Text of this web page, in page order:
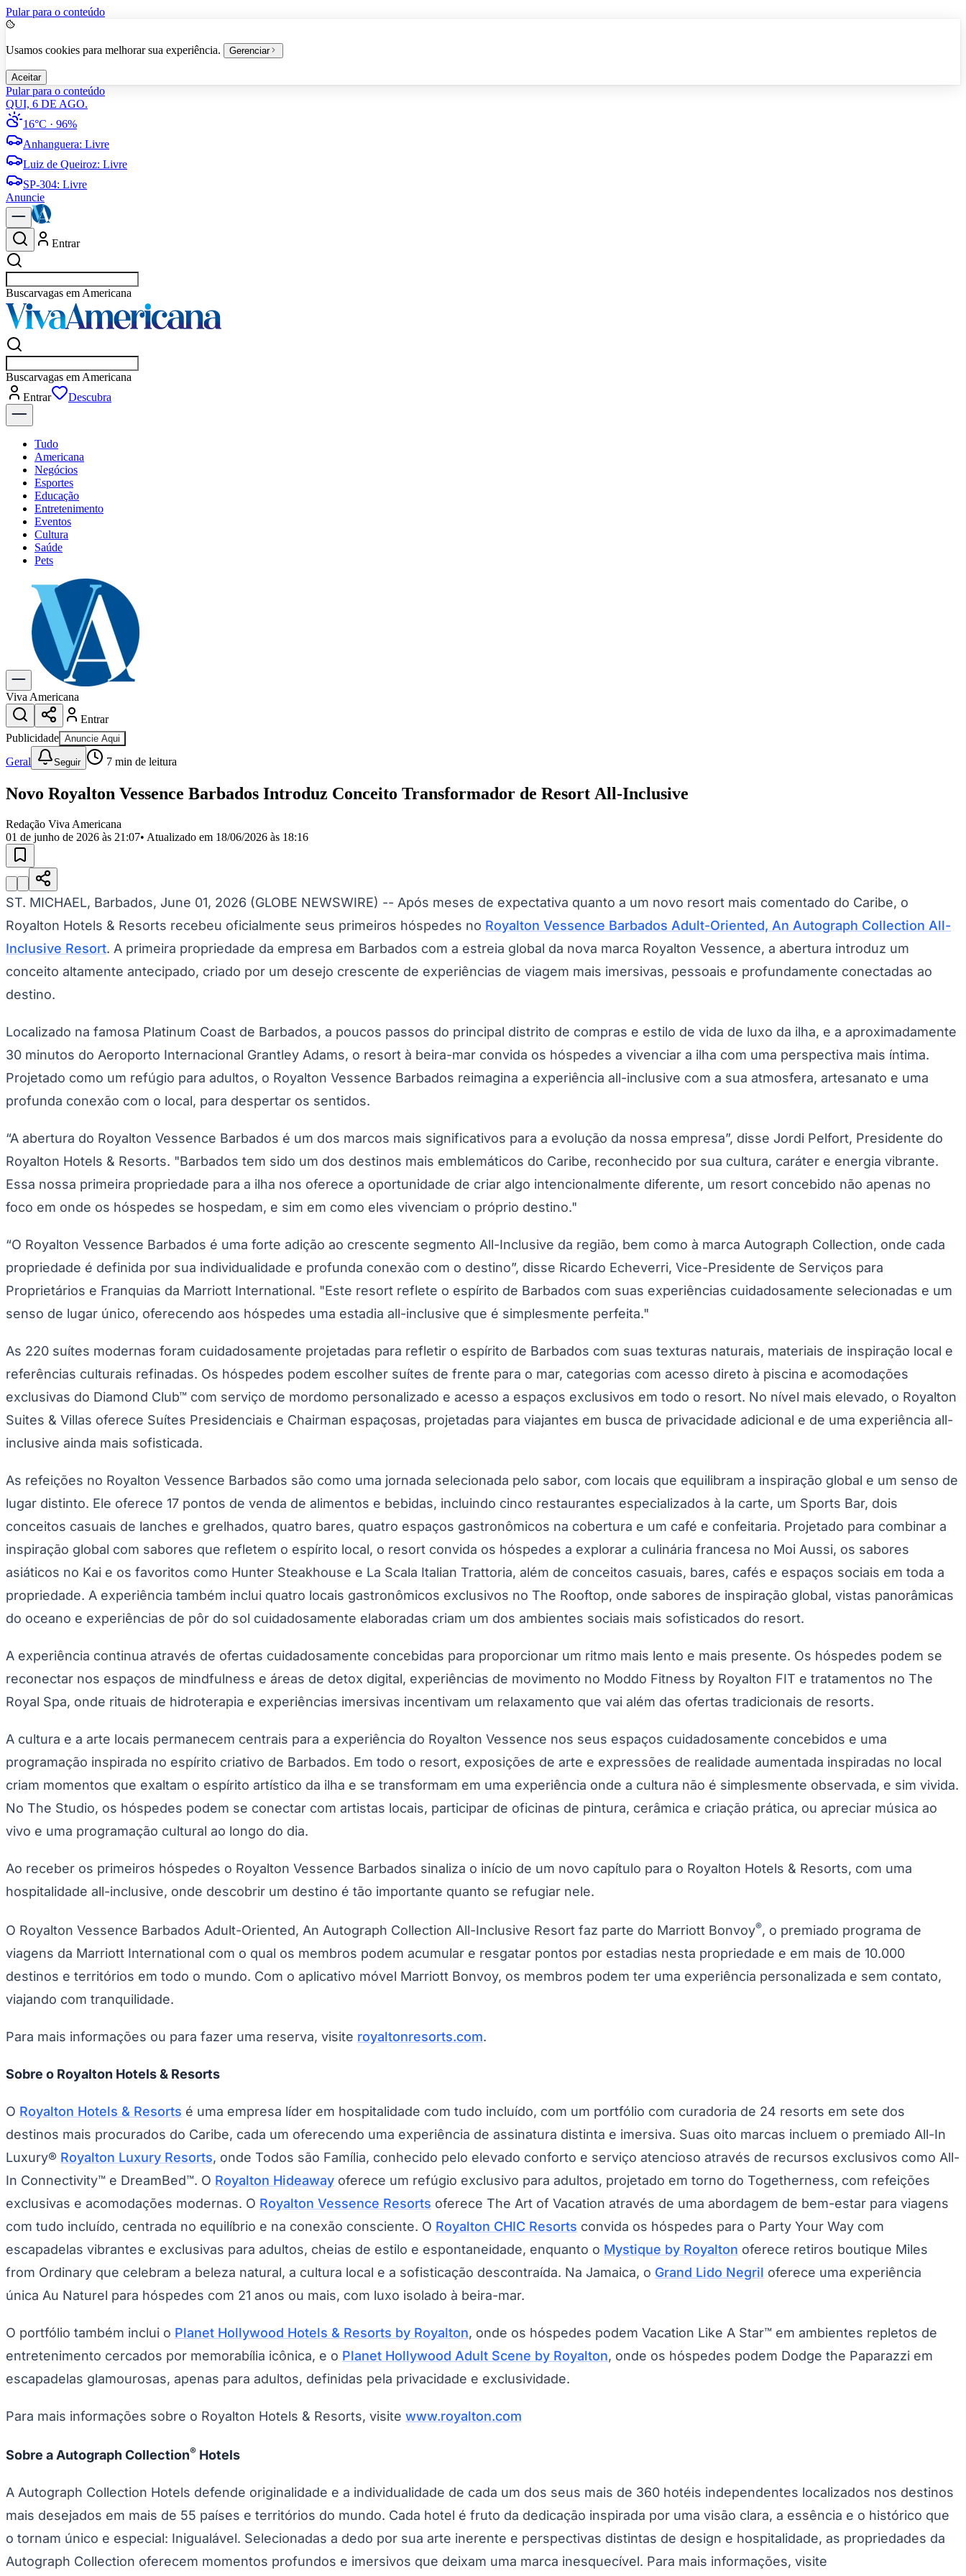
Pular para o conteúdo
Usamos cookies para melhorar sua experiência. Gerenciar
Aceitar
Pular para o conteúdo
QUI, 6 DE AGO.
16°C · 96%
Anhanguera: Livre
Luiz de Queiroz: Livre
SP-304: Livre
Anuncie
Entrar
Buscarvagas em Ame
Buscarvagas em Ame
Entrar
Descubra
Tudo
Americana
Negócios
Esportes
Educação
Entretenimento
Eventos
Cultura
Saúde
Pets
Explore Tudo
Últimas Notícias
Previsão do Tempo
Dia a Dia & Lazer
Gastronomia
Cinema & Shows
Para Sua Empresa
Anuncie no Portal
Cadastrar Empresa
Divulgar VagasNovo
Publicidade Legal
Política
Eleições
Saúde
Cultura
Educação
Bairros de Americana
Jardim Girassol Jardim Brasil Nova Americana Praia dos Namorados Jardim São Paulo Antônio Zanaga
Para Sua Empresa
Anuncie no Portal
Guia de Empresas
Divulgar VagasNovo
Publicidade Legal
Guia Comercial
Selo Verificado
Portal Educacional
Agenda de Vestibulares
Vagas de Emprego
Panorama Econômico
Para Sua Empresa
Anuncie no Portal
Verificar EmpresaNovo
Anunciar VagasNovo
NBA
NFL
UFC
MLB
Atletismo
Vôlei
NBB
Competições de Futebol
Brasileirão Série A
Paulistão
Sul-Americana
Copa América
Champions League
Premier League
La Liga
Bundesliga
Mundial 2026
Corinthians
Viva Americana
Entrar
Publicidade Anuncie Aqui
Geral Seguir 7 min de leitura
Novo Royalton Vessence Barbados Introduz Conceito Transformador de Resort All-Inclusive
Redação Viva Americana
01 de junho de 2026 às 21:07• Atualizado em 18/06/2026 às 18:16
ST. MICHAEL, Barbados, June 01, 2026 (GLOBE NEWSWIRE) -- Após meses de expectativa quanto a um novo resort mais comentado do Caribe, o
Royalton Hotels & Resorts recebeu oficialmente seus primeiros hóspedes no Royalton Vessence Barbados Adult-Oriented, An Autograph Collection All-
Inclusive Resort. A primeira propriedade da empresa em Barbados com a estreia global da nova marca Royalton Vessence, a abertura introduz um
conceito altamente antecipado, criado por um desejo crescente de experiências de viagem mais imersivas, pessoais e profundamente conectadas ao
destino.
Localizado na famosa Platinum Coast de Barbados, a poucos passos do principal distrito de compras e estilo de vida de luxo da ilha, e a aproximadamente
30 minutos do Aeroporto Internacional Grantley Adams, o resort à beira-mar convida os hóspedes a vivenciar a ilha com uma perspectiva mais íntima.
Projetado como um refúgio para adultos, o Royalton Vessence Barbados reimagina a experiência all-inclusive com a sua atmosfera, artesanato e uma
profunda conexão com o local, para despertar os sentidos.
“A abertura do Royalton Vessence Barbados é um dos marcos mais significativos para a evolução da nossa empresa”, disse Jordi Pelfort, Presidente do
Royalton Hotels & Resorts. "Barbados tem sido um dos destinos mais emblemáticos do Caribe, reconhecido por sua cultura, caráter e energia vibrante.
Essa nossa primeira propriedade para a ilha nos oferece a oportunidade de criar algo intencionalmente diferente, um resort concebido não apenas no
foco em onde os hóspedes se hospedam, e sim em como eles vivenciam o próprio destino."
“O Royalton Vessence Barbados é uma forte adição ao crescente segmento All-Inclusive da região, bem como à marca Autograph Collection, onde cada
propriedade é definida por sua individualidade e profunda conexão com o destino”, disse Ricardo Echeverri, Vice-Presidente de Serviços para
Proprietários e Franquias da Marriott International. "Este resort reflete o espírito de Barbados com suas experiências cuidadosamente selecionadas e um
senso de lugar único, oferecendo aos hóspedes uma estadia all-inclusive que é simplesmente perfeita."
As 220 suítes modernas foram cuidadosamente projetadas para refletir o espírito de Barbados com suas texturas naturais, materiais de inspiração local e
referências culturais refinadas. Os hóspedes podem escolher suítes de frente para o mar, categorias com acesso direto à piscina e acomodações
exclusivas do Diamond Club™ com serviço de mordomo personalizado e acesso a espaços exclusivos em todo o resort. No nível mais elevado, o Royalton
Suites & Villas oferece Suítes Presidenciais e Chairman espaçosas, projetadas para viajantes em busca de privacidade adicional e de uma experiência all-
inclusive ainda mais sofisticada.
As refeições no Royalton Vessence Barbados são como uma jornada selecionada pelo sabor, com locais que equilibram a inspiração global e um senso de
lugar distinto. Ele oferece 17 pontos de venda de alimentos e bebidas, incluindo cinco restaurantes especializados à la carte, um Sports Bar, dois
conceitos casuais de lanches e grelhados, quatro bares, quatro espaços gastronômicos na cobertura e um café e confeitaria. Projetado para combinar a
inspiração global com sabores que refletem o espírito local, o resort convida os hóspedes a explorar a culinária francesa no Moi Aussi, os sabores
asiáticos no Kai e os favoritos como Hunter Steakhouse e La Scala Italian Trattoria, além de conceitos casuais, bares, cafés e espaços sociais em toda a
propriedade. A experiência também inclui quatro locais gastronômicos exclusivos no The Rooftop, onde sabores de inspiração global, vistas panorâmicas
do oceano e experiências de pôr do sol cuidadosamente elaboradas criam um dos ambientes sociais mais sofisticados do resort.
A experiência continua através de ofertas cuidadosamente concebidas para proporcionar um ritmo mais lento e mais presente. Os hóspedes podem se
reconectar nos espaços de mindfulness e áreas de detox digital, experiências de movimento no Moddo Fitness by Royalton FIT e tratamentos no The
Royal Spa, onde rituais de hidroterapia e experiências imersivas incentivam um relaxamento que vai além das ofertas tradicionais de resorts.
A cultura e a arte locais permanecem centrais para a experiência do Royalton Vessence nos seus espaços cuidadosamente concebidos e uma
programação inspirada no espírito criativo de Barbados. Em todo o resort, exposições de arte e expressões de realidade aumentada inspiradas no local
criam momentos que exaltam o espírito artístico da ilha e se transformam em uma experiência onde a cultura não é simplesmente observada, e sim vivida.
No The Studio, os hóspedes podem se conectar com artistas locais, participar de oficinas de pintura, cerâmica e criação prática, ou apreciar música ao
vivo e uma programação cultural ao longo do dia.
Ao receber os primeiros hóspedes o Royalton Vessence Barbados sinaliza o início de um novo capítulo para o Royalton Hotels & Resorts, com uma
hospitalidade all-inclusive, onde descobrir um destino é tão importante quanto se refugiar nele.
O Royalton Vessence Barbados Adult-Oriented, An Autograph Collection All-Inclusive Resort faz parte do Marriott Bonvoy®, o premiado programa de
viagens da Marriott International com o qual os membros podem acumular e resgatar pontos por estadias nesta propriedade e em mais de 10.000
destinos e territórios em todo o mundo. Com o aplicativo móvel Marriott Bonvoy, os membros podem ter uma experiência personalizada e sem contato,
viajando com tranquilidade.
Para mais informações ou para fazer uma reserva, visite royaltonresorts.com.
Sobre o Royalton Hotels & Resorts
O Royalton Hotels & Resorts é uma empresa líder em hospitalidade com tudo incluído, com um portfólio com curadoria de 24 resorts em sete dos
destinos mais procurados do Caribe, cada um oferecendo uma experiência de assinatura distinta e imersiva. Suas oito marcas incluem o premiado All-In
Luxury® Royalton Luxury Resorts, onde Todos são Família, conhecido pelo elevado conforto e serviço atencioso através de recursos exclusivos como All-
In Connectivity™ e DreamBed™. O Royalton Hideaway oferece um refúgio exclusivo para adultos, projetado em torno do Togetherness, com refeições
exclusivas e acomodações modernas. O Royalton Vessence Resorts oferece The Art of Vacation através de uma abordagem de bem-estar para viagens
com tudo incluído, centrada no equilíbrio e na conexão consciente. O Royalton CHIC Resorts convida os hóspedes para o Party Your Way com
escapadelas vibrantes e exclusivas para adultos, cheias de estilo e espontaneidade, enquanto o Mystique by Royalton oferece retiros boutique Miles
from Ordinary que celebram a beleza natural, a cultura local e a sofisticação descontraída. Na Jamaica, o Grand Lido Negril oferece uma experiência
única Au Naturel para hóspedes com 21 anos ou mais, com luxo isolado à beira-mar.
O portfólio também inclui o Planet Hollywood Hotels & Resorts by Royalton, onde os hóspedes podem Vacation Like A Star™ em ambientes repletos de
entretenimento cercados por memorabília icônica, e o Planet Hollywood Adult Scene by Royalton, onde os hóspedes podem Dodge the Paparazzi em
escapadelas glamourosas, apenas para adultos, definidas pela privacidade e exclusividade.
Para mais informações sobre o Royalton Hotels & Resorts, visite www.royalton.com
Sobre a Autograph Collection® Hotels
A Autograph Collection Hotels defende originalidade e a individualidade de cada um dos seus mais de 360 hotéis independentes localizados nos destinos
mais desejados em mais de 55 países e territórios do mundo. Cada hotel é fruto da dedicação inspirada por uma visão clara, a essência e o histórico que
o tornam único e especial: Inigualável. Selecionadas a dedo por sua arte inerente e perspectivas distintas de design e hospitalidade, as propriedades da
Autograph Collection oferecem momentos profundos e imersivos que deixam uma marca inesquecível. Para mais informações, visite